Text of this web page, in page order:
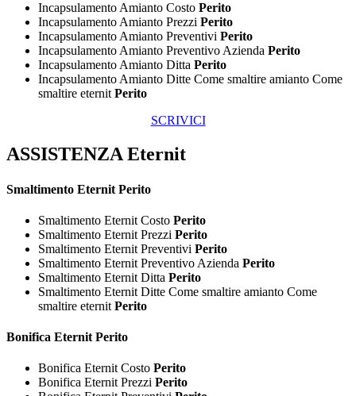
Incapsulamento Amianto Costo Perito
Incapsulamento Amianto Prezzi Perito
Incapsulamento Amianto Preventivi Perito
Incapsulamento Amianto Preventivo Azienda Perito
Incapsulamento Amianto Ditta Perito
Incapsulamento Amianto Ditte Come smaltire amianto Come
smaltire eternit Perito
SCRIVICI
ASSISTENZA Eternit
Smaltimento Eternit Perito
Smaltimento Eternit Costo Perito
Smaltimento Eternit Prezzi Perito
Smaltimento Eternit Preventivi Perito
Smaltimento Eternit Preventivo Azienda Perito
Smaltimento Eternit Ditta Perito
Smaltimento Eternit Ditte Come smaltire amianto Come
smaltire eternit Perito
Bonifica Eternit Perito
Bonifica Eternit Costo Perito
Bonifica Eternit Prezzi Perito